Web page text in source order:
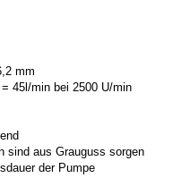
mm
45l/min bei 2500 U/min
sind aus Grauguss sorgen
der Pumpe